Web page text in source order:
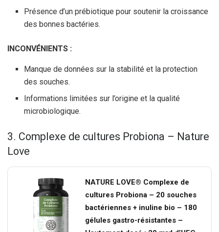
Présence d’un prébiotique pour soutenir la croissance
des bonnes bactéries.
INCONVÉNIENTS :
Manque de données sur la stabilité et la protection
des souches.
Informations limitées sur l’origine et la qualité
microbiologique.
3. Complexe de cultures Probiona – Nature
Love
NATURE LOVE® Complexe de
cultures Probiona – 20 souches
bactériennes + inuline bio – 180
gélules gastro-résistantes –